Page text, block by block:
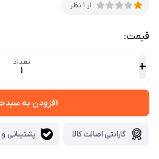
از 1 نظر
قیمت:
+ تعداد
1
افزودن به
گارانتی اصالت کالا پشتیبانی